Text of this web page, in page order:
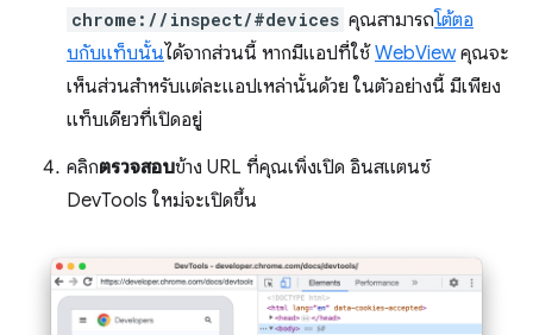
chrome://inspect/#devices คุณสามารถโต้ตอ
บกับแท็บนั้นได้จากส่วนนี้ หากมีแอปที่ใช้WebViewคุณจะ
เห็นส่วนสำหรับแต่ละแอปเหล่านั้นด้วย ในตัวอย่างนี้ มีเพียง
แท็บเดียวที่เปิดอยู่
คลิกตรวจสอบข้าง URL ที่คุณเพิ่งเปิด อินสแตนซ์
DevTools ใหม่จะเปิดขึ้น